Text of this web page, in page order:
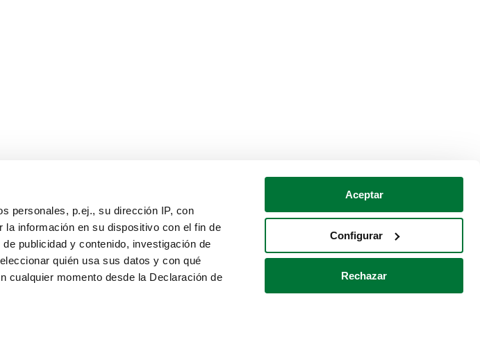
personales, p.ej., su dirección IP, con
información en su dispositivo con el fin de
publicidad y contenido, investigación de
quién usa sus datos y con qué
cualquier momento desde la Declaración de
Aceptar
Configurar
Rechazar